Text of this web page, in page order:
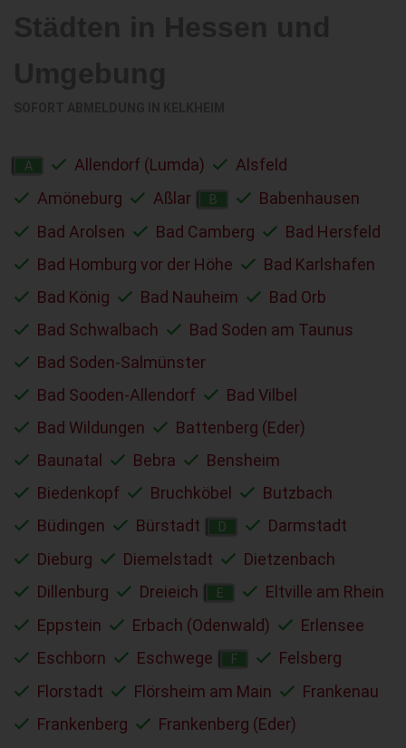
A Allendorf (Lumda)
Alsfeld
Amöneburg
Aßlar B
Babenhausen
Bad Arolsen
Bad Camberg
Bad Hersfeld
Bad Homburg vor der Höhe
Bad Karlshafen
Bad König
Bad Nauheim
Bad Orb
Bad Schwalbach
Bad Soden am Taunus
Bad Soden-Salmünster
Bad Sooden-Allendorf
Bad Vilbel
Bad Wildungen
Battenberg (Eder)
Baunatal
Bebra
Bensheim
Biedenkopf
Bruchköbel
Butzbach
Büdingen
Bürstadt D
Darmstadt
Dieburg
Diemelstadt
Dietzenbach
Dillenburg
Dreieich E
Eltville am Rhein
Eppstein
Erbach (Odenwald)
Erlensee
Eschborn
Eschwege F
Felsberg
Florstadt
Flörsheim am Main
Frankenau
Frankenberg
Frankenberg (Eder)